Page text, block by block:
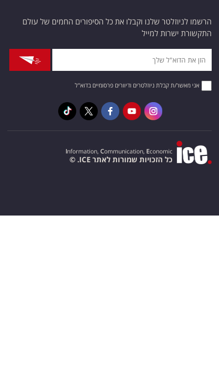
הרשמו לניוזלטר שלנו וקבלו את כל הסיפורים החמים של עולם
התקשורת ישרות למייל
אני מאשר/ת קבלת ניוזלטרים ודיוורים פרסומיים בדוא"ל
Information, Communication, Economic
כל הזכויות שמורות לאתר ICE. ©